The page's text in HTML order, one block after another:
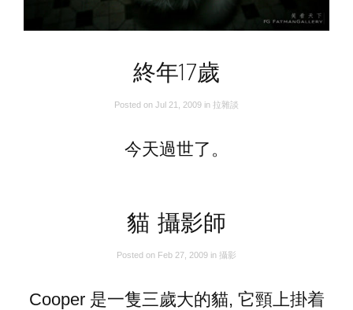
終年17歲
Posted on Jul 21, 2009 in 拉雜談
今天過世了。
貓 攝影師
Posted on Feb 27, 2009 in 攝影
Cooper 是一隻三歲大的貓, 它頸上掛着